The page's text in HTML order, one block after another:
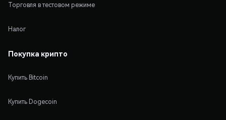
Торговля в тестовом режиме
Налог
Покупка крипто
Купить Bitcoin
Купить Dogecoin